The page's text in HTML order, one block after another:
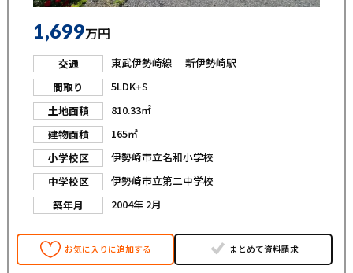
1,699万円
交通
東武伊勢崎線 新伊勢崎駅
間取り
5LDK+S
土地面積
810.33㎡
建物面積
165㎡
小学校区
伊勢崎市立名和小学校
中学校区
伊勢崎市立第二中学校
築年月
2004年 2月
お気に入りに追加する まとめて資料請求